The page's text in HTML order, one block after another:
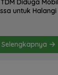
Diduga
untuk Halangi
Selengkapnya